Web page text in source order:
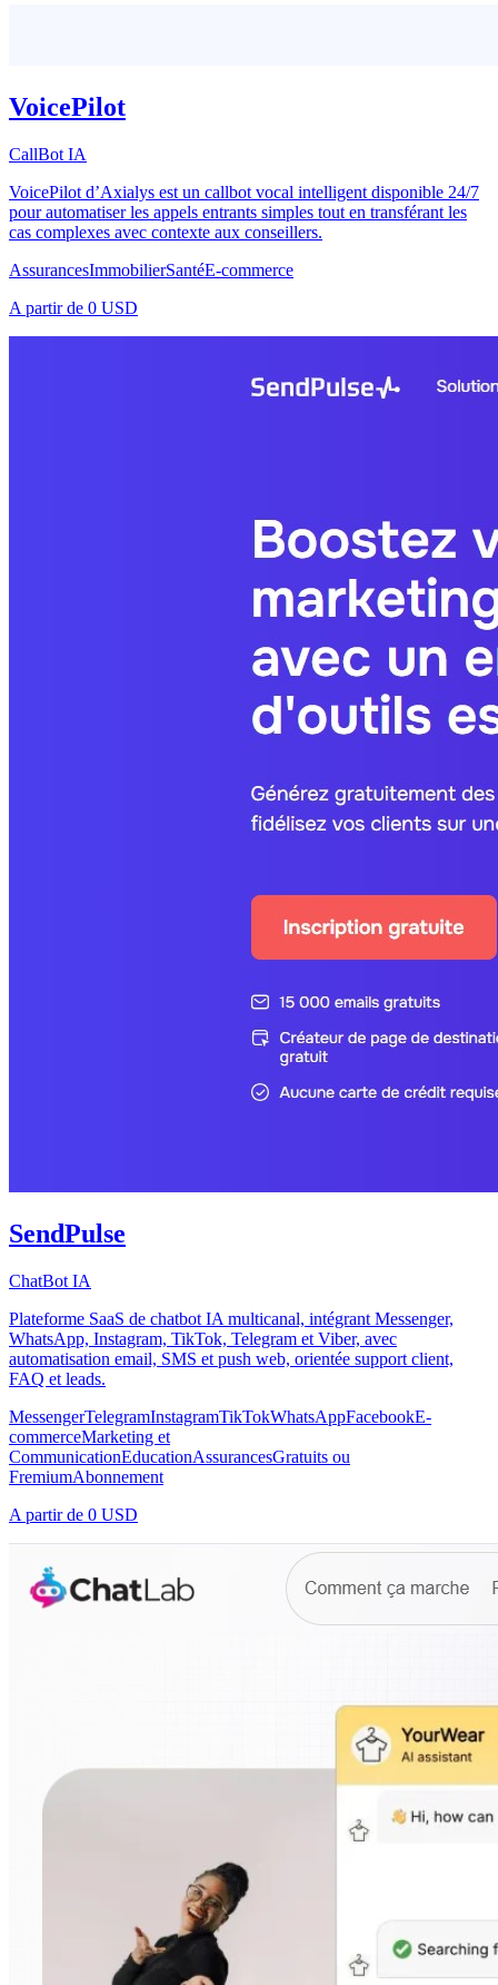
VoicePilot
CallBot IA
VoicePilot d’Axialys est un callbot vocal intelligent disponible 24/7
pour automatiser les appels entrants simples tout en transférant les
cas complexes avec contexte aux conseillers.
AssurancesImmobilierSantéE-commerce
A partir de 0 USD
SendPulse
ChatBot IA
Plateforme SaaS de chatbot IA multicanal, intégrant Messenger,
WhatsApp, Instagram, TikTok, Telegram et Viber, avec
automatisation email, SMS et push web, orientée support client,
FAQ et leads.
MessengerTelegramInstagramTikTokWhatsAppFacebookE-
commerceMarketing et
CommunicationEducationAssurancesGratuits ou
FremiumAbonnement
A partir de 0 USD